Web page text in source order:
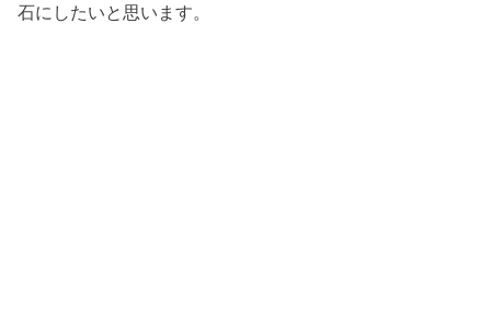
石にしたいと思います。